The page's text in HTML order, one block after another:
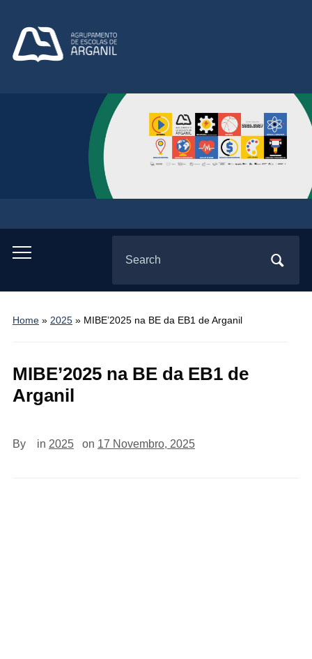
Toggle
menu
for:
Home» 2025» MIBE’2025 na BE da EB1 de Arganil
MIBE’2025 na BE da EB1 de
Arganil
By in 2025 on 17 Novembro, 2025